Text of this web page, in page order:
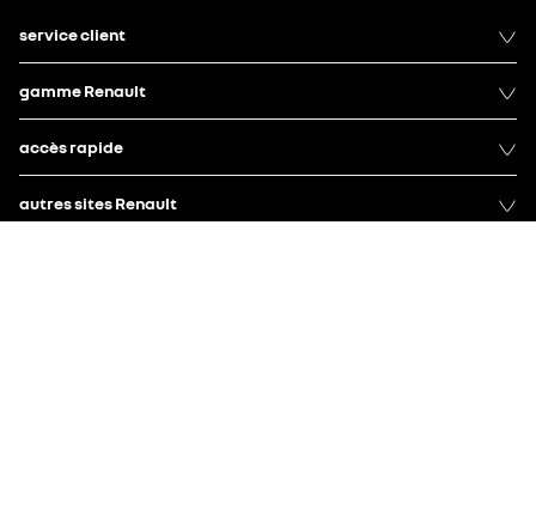
service client
gamme Renault
accès rapide
autres sites Renault